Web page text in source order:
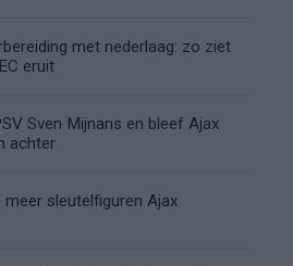
met nederlaag: zo ziet
eruit
Sven Mijnans en bleef Ajax
achter
sleutelfiguren Ajax